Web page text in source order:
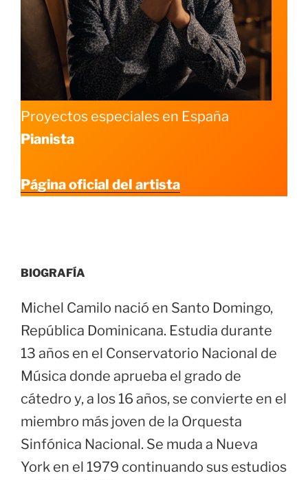
Proyectos especiales en España
Pianista
Página oficial del artista
BIOGRAFÍA
Michel Camilo nació en Santo Domingo,
República Dominicana. Estudia durante
13 años en el Conservatorio Nacional de
Música donde aprueba el grado de
cátedro y, a los 16 años, se convierte en el
miembro más joven de la Orquesta
Sinfónica Nacional. Se muda a Nueva
York en el 1979 continuando sus estudios